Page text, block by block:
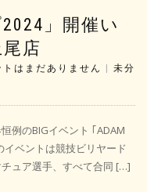
」開催い
店
トはまだありません
未分
例のBIGイベント ｢ADAM
イベントは競技ビリヤード
ュア選手、すべて合同 […]